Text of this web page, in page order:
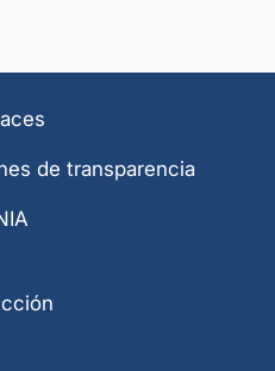
de transparencia